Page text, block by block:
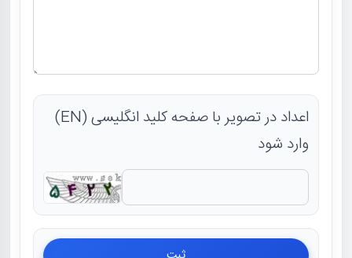
اعداد در تصویر با صفحه کلید انگلیسی (EN)
وارد شود